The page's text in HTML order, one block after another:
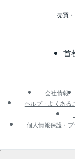
売買
首
会社情報
ヘルプ・よくある
個人情報保護・